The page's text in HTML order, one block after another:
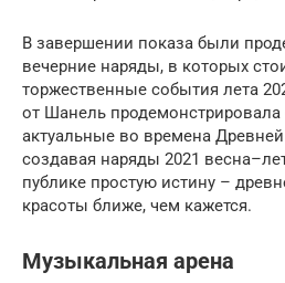
В завершении показа были
вечерние наряды, в которых
торжественные события лета
от Шанель продемонстрировала
актуальные во времена
создавая наряды 2021
публике простую истину –
красоты ближе, чем кажется.
Музыкальная арена